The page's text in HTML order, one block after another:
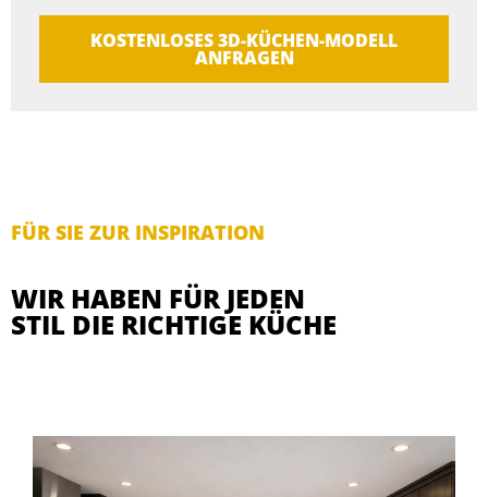
KOSTENLOSES 3D-KÜCHEN-MODELL
ANFRAGEN
FÜR SIE ZUR INSPIRATION
WIR HABEN FÜR JEDEN
STIL DIE RICHTIGE KÜCHE